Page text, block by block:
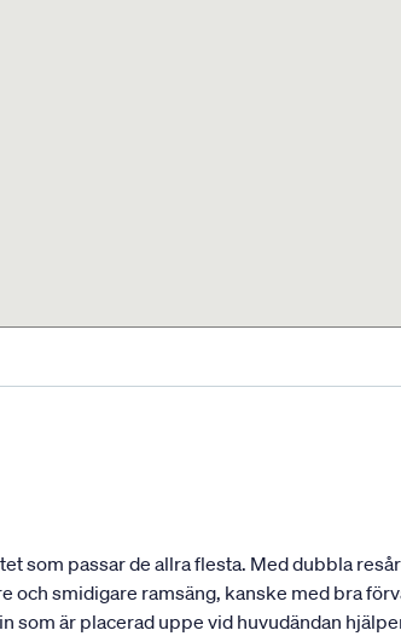
som passar de allra flesta. Med dubbla
och smidigare ramsäng, kanske med bra
är placerad uppe vid huvudändan